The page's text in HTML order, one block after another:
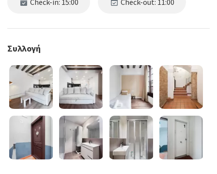
Check-in: 15:00 Check-out: 11:00
Συλλογή